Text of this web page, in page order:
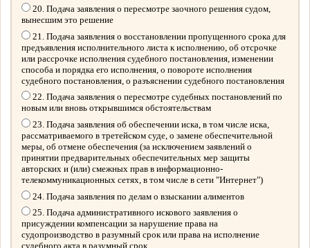
20. Подача заявления о пересмотре заочного решения судом,
вынесшим это решение
21. Подача заявления о восстановлении пропущенного срока для
предъявления исполнительного листа к исполнению, об отсрочке
или рассрочке исполнения судебного постановления, изменении
способа и порядка его исполнения, о повороте исполнения
судебного постановления, о разъяснении судебного постановления
22. Подача заявления о пересмотре судебных постановлений по
новым или вновь открывшимся обстоятельствам
23. Подача заявления об обеспечении иска, в том числе иска,
рассматриваемого в третейском суде, о замене обеспечительной
меры, об отмене обеспечения (за исключением заявлений о
принятии предварительных обеспечительных мер защиты
авторских и (или) смежных прав в информационно-
телекоммуникационных сетях, в том числе в сети "Интернет")
24. Подача заявления по делам о взыскании алиментов
25. Подача административного искового заявления о
присуждении компенсации за нарушение права на
судопроизводство в разумный срок или права на исполнение
судебного акта в разумный срок